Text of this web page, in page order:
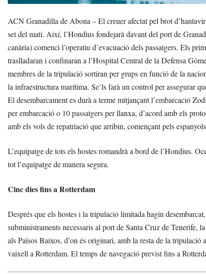
ACN Granadilla de Abona – El creuer afectat pel brot
set del matí. Així, l’Hondius fondejarà davant del port de
canària) comenci l’operatiu d’evacuació dels passatgers. Els
traslladaran i confinaran a l’Hospital Central de la Defensa
membres de la tripulació sortiran per grups en funció de la
la infraestructura marítima. Se’ls farà un control per assegurar
El desembarcament es durà a terme mitjançant l’embarcació
per embarcació o 10 passatgers per llanxa, d’acord amb els
amb els vols de repatriació que arribin, començant pels
L’equipatge de tots els hostes romandrà a bord de l’Hondius.
tot l’equipatge de manera segura.
Cinc dies fins a Rotterdam
Després que els hostes i la tripulació limitada hagin
subministraments necessaris al port de Santa Cruz de
als Països Baixos, d’on és originari, amb la resta de la
vaixell a Rotterdam. El temps de navegació previst fins a